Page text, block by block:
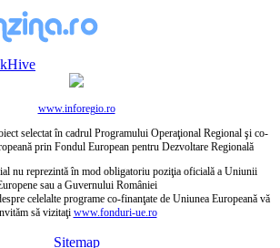
www.inforegio.ro
selectat în cadrul Programului Operaţional Regional şi co-
prin Fondul European pentru Dezvoltare Regională
nu reprezintă în mod obligatoriu poziţia oficială a Uniunii
sau a Guvernului României
celelalte programe co-finanţate de Uniunea Europeană vă
să vizitaţi www.fonduri-ue.ro
Sitemap